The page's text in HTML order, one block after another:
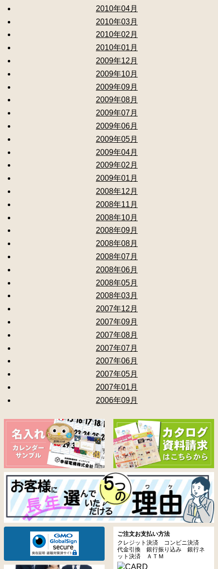
2010年04月
2010年03月
2010年02月
2010年01月
2009年12月
2009年10月
2009年09月
2009年08月
2009年07月
2009年06月
2009年05月
2009年04月
2009年02月
2009年01月
2008年12月
2008年11月
2008年10月
2008年09月
2008年08月
2008年07月
2008年06月
2008年05月
2008年03月
2007年12月
2007年09月
2007年08月
2007年07月
2007年06月
2007年05月
2007年01月
2006年09月
ご注文お支払い方法
クレジット決済 コンビニ決済
代金引換 銀行振り込み 銀行ネ
ット決済 ＡＴＭ